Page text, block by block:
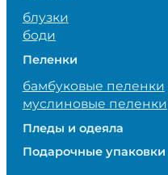
блузки
боди
Пеленки
бамбуковые пеленки
муслиновые пеленки
Пледы и одеяла
Подарочные упаковки